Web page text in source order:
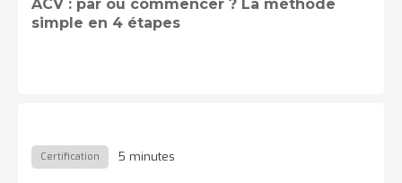
ACV : par où commencer ? La méthode
simple en 4 étapes
Certification 5 minutes